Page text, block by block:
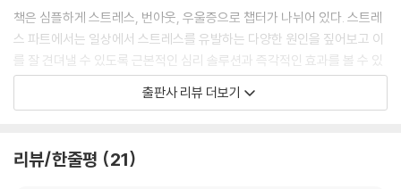
우울증이라는 이름 때문일 텐데, 우울증 환자는 당연히 우울한 기분에 푹
젖어 있을 거라고 생각하기 쉽지만 실제로는 그렇지 않습니다. 실제로는
우울감 없는 우울증Depressio sine depressione 환자가 많습니다. 제
임상 경험에 비춰보면 “나는 지금 우울해서 미칠 것 같아요”라는 환자보다
“감정이 무뎌졌어요. 좋은 것도 싫은 것도 느껴지지 않아요”라고 호소하는
사례가 더 많습니다. 취미에 대한 관심이 싹 사라지고 친구가 재밌다며 권
색 컬러 텔레비전이던 세상이 흑백 무성영화처럼 보이는 것으로 설명할 수
책은 심플하게 스트레스, 번아웃, 우울증으로 챕터가 나뉘어 있다. 스트레
스 파트에서는 일상에서 스트레스를 유발하는 다양한 원인을 짚어보고 이
를 잘 견뎌낼 수 있도록 근본적인 심리 솔루션과 즉각적인 효과를 볼 수 있
는 행동 솔루션을 함께 제공한다. 복잡한 현대인의 삶에서 스트레스는 모
두가 안고 살아가야 하기에 해소보다는 관리에 초점을 두고 저자는 처방전
와 생각 습관을 조절하면 예방이 가능하다. 따라서 쉼에 대한 경고라 할 수
출판사 리뷰 더보기
리뷰/한줄평 21